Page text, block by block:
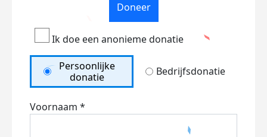
Doneer
Ik doe een anonieme donatie
Persoonlijke
donatie
Bedrijfsdonatie
Voornaam *